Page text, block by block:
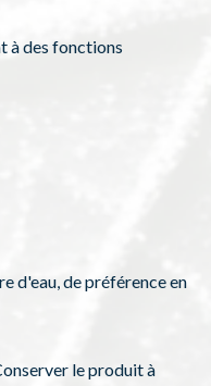
à des fonctions
d'eau, de préférence en
le produit à